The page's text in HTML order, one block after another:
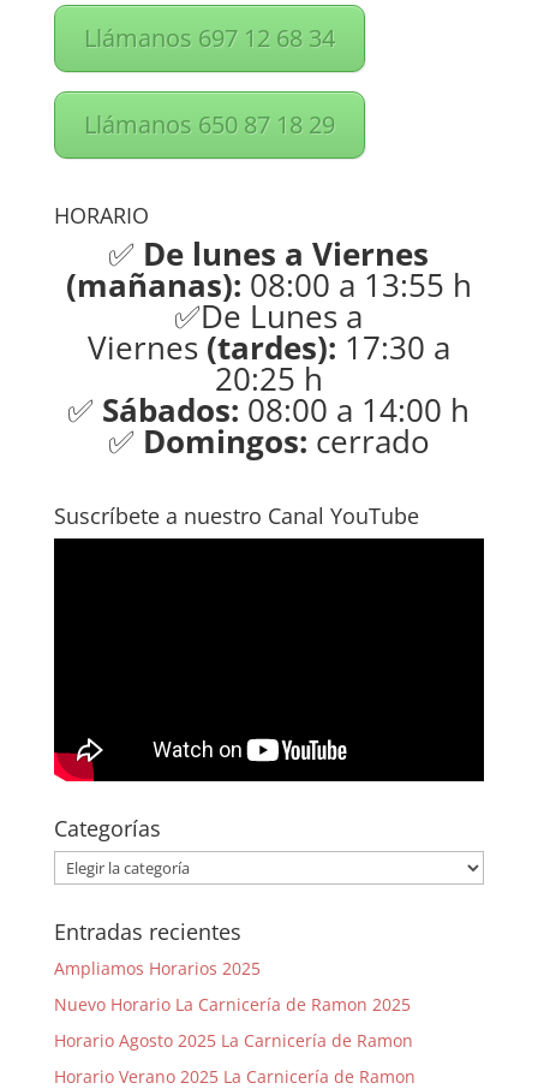
Llámanos 697 12 68 34
Llámanos 650 87 18 29
HORARIO
✅ De lunes a Viernes
(mañanas): 08:00 a 13:55 h
✅De Lunes a
Viernes(tardes): 17:30 a
20:25 h
✅ Sábados: 08:00 a 14:00 h
✅ Domingos: cerrado
Suscríbete a nuestro Canal YouTube
Categorías
Categorías
Entradas recientes
Ampliamos Horarios 2025
Nuevo Horario La Carnicería de Ramon 2025
Horario Agosto 2025 La Carnicería de Ramon
Horario Verano 2025 La Carnicería de Ramon